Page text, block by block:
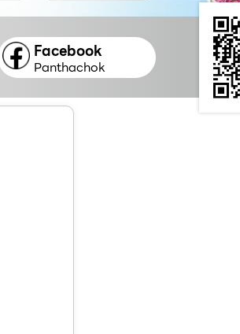
Facebook
Panthachok